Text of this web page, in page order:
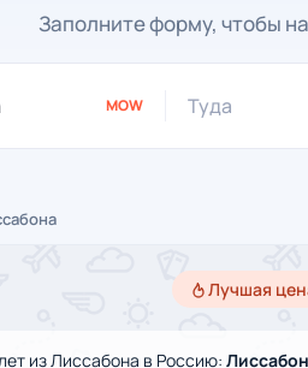
Заполните форму, чтобы
MOW Туда
Лучшая
из Лиссабона в Россию: